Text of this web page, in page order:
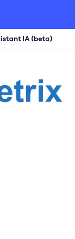
IA (beta)